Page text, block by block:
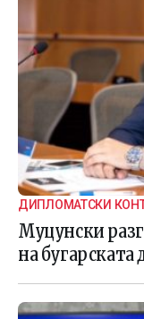
ДИПЛОМАТСКИ
Муцунски
на бугарската